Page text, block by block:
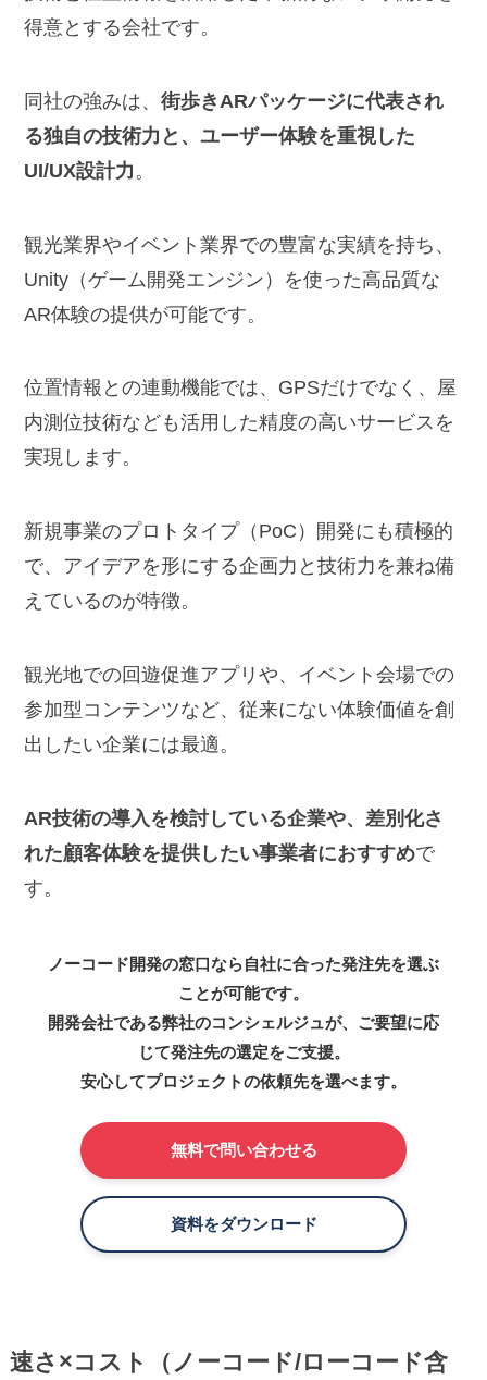
得意とする会社です。
同社の強みは、街歩きARパッケージに代表され
る独自の技術力と、ユーザー体験を重視した
UI/UX設計力 。
観光業界やイベント業界での豊富な実績を持ち、
Unity（ゲーム開発エンジン）を使った高品質な
AR体験の提供が可能です。
位置情報との連動機能では、GPSだけでなく、屋
内測位技術なども活用した精度の高いサービスを
実現します。
新規事業のプロトタイプ（PoC）開発にも積極的
で、アイデアを形にする企画力と技術力を兼ね備
えているのが特徴。
観光地での回遊促進アプリや、イベント会場での
参加型コンテンツなど、従来にない体験価値を創
出したい企業には最適。
AR技術の導入を検討している企業や、差別化さ
れた顧客体験を提供したい事業者におすすめで
す。
ノーコード開発の窓口なら自社に合った発注先を選ぶ
ことが可能です。
開発会社である弊社のコンシェルジュが、ご要望に応
じて発注先の選定をご支援。
安心してプロジェクトの依頼先を選べます。
無料で問い合わせる
資料をダウンロード
速さ×コスト（ノーコード/ローコード含